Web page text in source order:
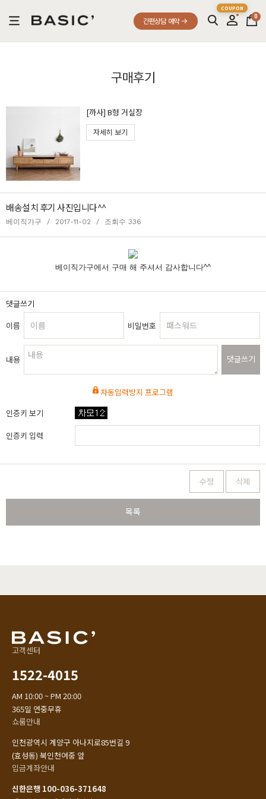
간편상담 예약
0
구매후기
[까사] B형 거실장
자세히 보기
배송설치 후기 사진입니다^^
베이직가구 / 2017-11-02 / 조회수 336
베이직가구에서 구매 해 주셔서 감사합니다^^
댓글쓰기
이름
비밀번호
내용 댓글쓰기
자동입력방지 프로그램
인증키 보기
인증키 입력
수정 삭제
목록
고객센터
1522-4015
AM 10:00 ~ PM 20:00
365일 연중무휴
쇼룸안내
인천광역시 계양구 아나지로85번길 9
(효성동) 북인천여중 앞
입금계좌안내
신한은행 100-036-371648